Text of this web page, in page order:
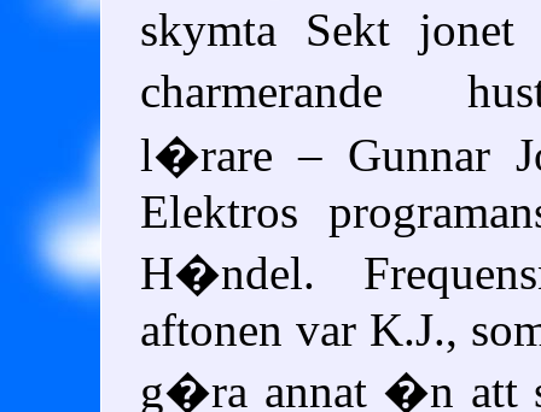
skymta Sekt
charmerande
l�rare – Gunnar
Elektros
H�ndel.
aftonen var K.J.,
g�ra annat �n att